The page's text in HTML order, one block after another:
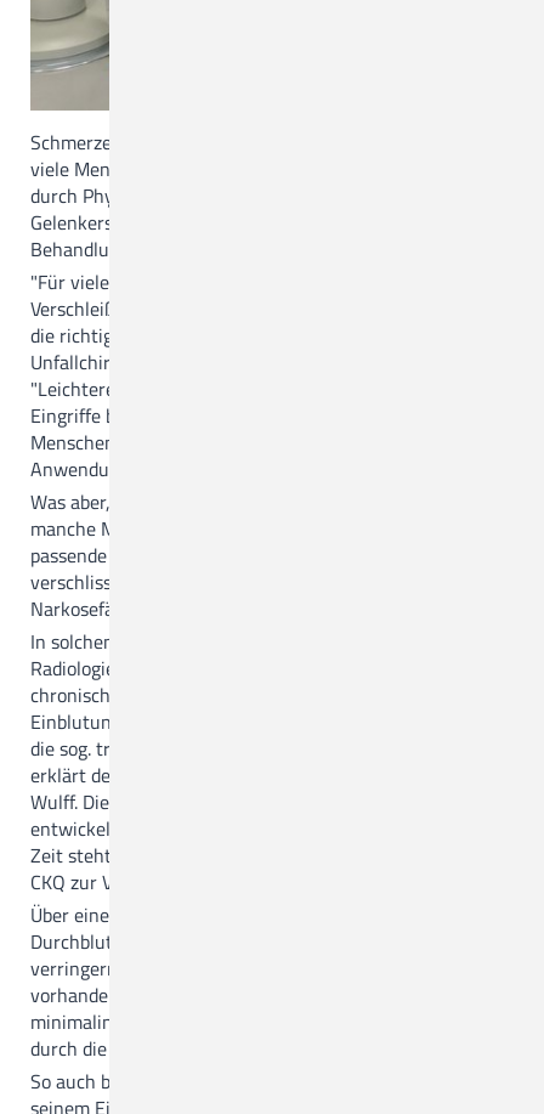
Schmerzen an den Gelenken betreffen in Deutschland
viele Menschen. Neben den etablierten Behandlungen
durch Physiotherapie, Medikamente, Anwendungen und
Gelenkersatz steht jetzt eine innovative
Behandlungsmethode am CKQ zur Verfügung.
"Für viele Menschen mit chronischen Schmerzen und
Verschleiß an den großen Gelenken ist ein Gelenkersatz
die richtige Therapie", sagt der Chefarzt der
Unfallchirurgie und Orthopädie am CKQ, Dr. Bode.
"Leichtere Schäden können durch arthroskopische
Eingriffe behoben oder verbessert werden. Für andere
Menschen ist Physiotherapie oder eine andere
Anwendung besser geeignet".
Was aber, wenn die etablierten Therapien versagen? Für
manche Menschen ist ein Gelenkersatz auch keine
passende Option, z.B. wenn das Gelenk noch nicht
verschlissen ist, oder eine Erkrankung die
Narkosefähigkeit beeinträchtigt.
In solchen Fällen setzt das CKQ die Interventionelle
Radiologie ein. "Ein neues Verfahren zur Behandlung von
chronischen Schmerzen an Gelenken oder auch
Einblutungen in die Gelenkkapsel nach Gelenkersatz ist
die sog. transarterielle periartikuläre Embolisation (TAPE)",
erklärt der Chefarzt der Radiologie am CKQ, Dr. Asmus
Wulff. Dieses Behandlungsverfahren wurde in Japan
entwickelt und ist in Deutschland ganz neu. Seit kurzer
Zeit steht es auch für Patientinnen und Patienten am
CKQ zur Verfügung.
Über einen Katheter am Arm oder an der Leiste wird die
Durchblutung der Gelenkkapsel reduziert. Dadurch
verringern sich Schwellungen, Schmerzen und, wenn
vorhanden, das Risiko einer Einblutung im Gelenk. Dieser
minimalinvasive Eingriff wird in örtlicher Betäubung
durch die Interventionelle Radiologie durchgeführt.
So auch bei unserem Patienten Berthold Rump (68). Nach
Zentrum für Seelische Gesundheit
Weiterbildungsermächtigungen
MVZ
MVZ Hasetal Löningen
Ärztliche Ansprechpartner/Zuweisungen